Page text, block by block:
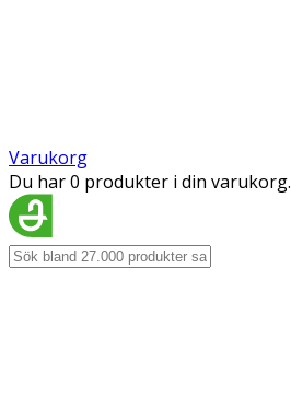
Varukorg
Du har 0 produkter i din varukorg.